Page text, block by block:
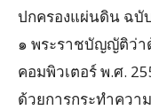
ปกครองแผ่นดิน ฉบั
๑ พระราชบัญญัติว่า
คอมพิวเตอร์ พ.ศ.
ด้วยการกระทำควา